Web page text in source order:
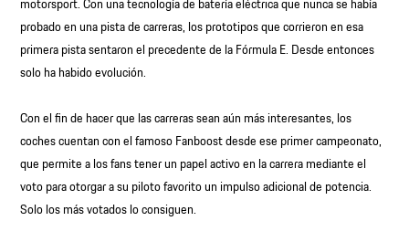
probado en una pista de carreras, los prototipos que corrieron en esa
primera pista sentaron el precedente de la Fórmula E. Desde entonces
solo ha habido evolución.
Con el fin de hacer que las carreras sean aún más interesantes, los
coches cuentan con el famoso Fanboost desde ese primer campeonato,
que permite a los fans tener un papel activo en la carrera mediante el
voto para otorgar a su piloto favorito un impulso adicional de potencia.
Solo los más votados lo consiguen.